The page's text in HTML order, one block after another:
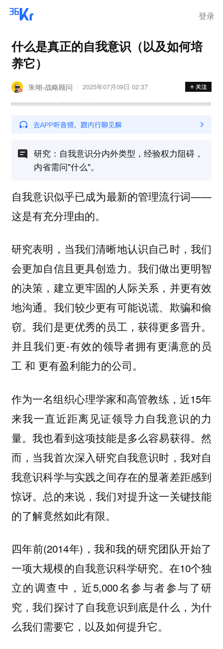
登录
什么是真正的自我意识（以及如何培
养它）
朱翊-战略顾问 2025年07月09日 02:37
研究：自我意识分内外类型，经验权力阻碍，
内省需问"什么"。
自我意识似乎已成为最新的管理流行词——
这是有充分理由的。
研究表明，当我们清晰地认识自己时，我们
会更加自信且更具创造力。我们做出更明智
的决策，建立更牢固的人际关系，并更有效
地沟通。我们较少更有可能说谎、欺骗和偷
窃。我们是更优秀的员工，获得更多晋升。
并且我们更-有效的领导者拥有更满意的员
工 和 更有盈利能力的公司。
作为一名组织心理学家和高管教练，近15年
来我一直近距离见证领导力自我意识的力
量。我也看到这项技能是多么容易获得。然
而，当我首次深入研究自我意识时，我对自
我意识科学与实践之间存在的显著差距感到
惊讶。总的来说，我们对提升这一关键技能
的了解竟然如此有限。
四年前(2014年)，我和我的研究团队开始了
一项大规模的自我意识科学研究。在10个独
立的调查中，近5,000名参与者参与了研
究，我们探讨了自我意识到底是什么，为什
么我们需要它，以及如何提升它。